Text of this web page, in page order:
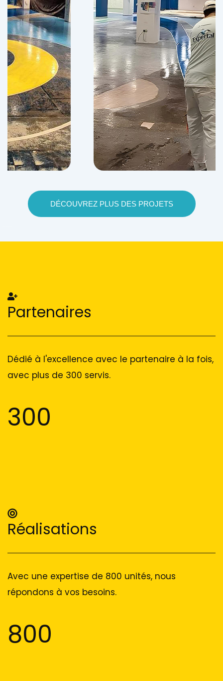
DÉCOUVREZ PLUS DES PROJETS
Partenaires
Dédié à l'excellence avec le partenaire à la fois,
avec plus de 300 servis.
300
Réalisations
Avec une expertise de 800 unités, nous
répondons à vos besoins.
800